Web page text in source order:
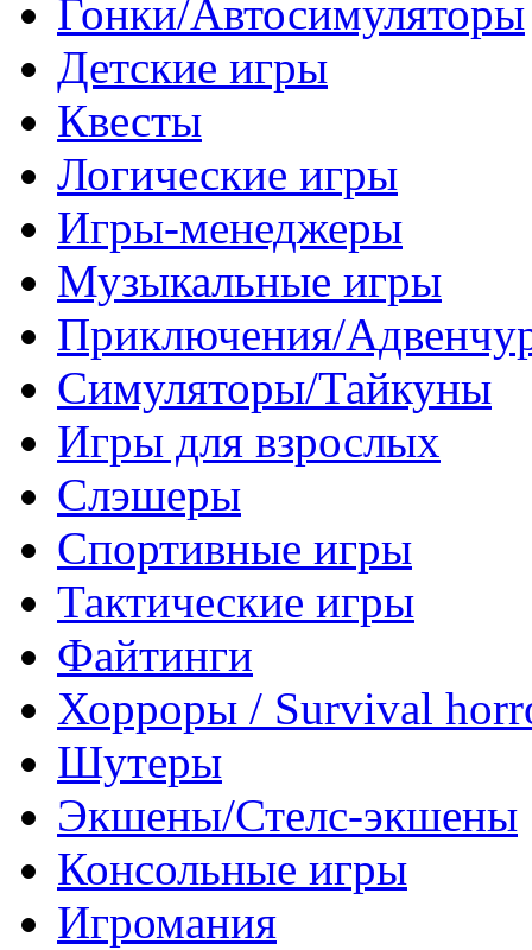
Гонки/Автосимуляторы
Детские игры
Квесты
Логические игры
Игры-менеджеры
Музыкальные игры
Приключения/
Симуляторы/Тайкуны
Игры для взрослых
Слэшеры
Спортивные игры
Тактические игры
Файтинги
Хорроры / Survival
Шутеры
Экшены/Стелс-экшены
Консольные игры
Игромания